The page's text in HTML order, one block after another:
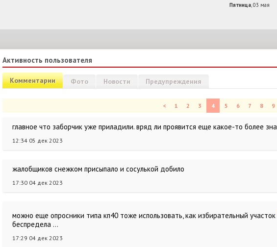
Пятница, 03 мая
Активность пользователя
Комментарии Фото Новости Предупреждения
< 1 2 3 4 5 6 7 8 9
главное что заборчик уже приладили. вряд ли проявится еще какое-то более
12:34 05 дек 2023
жалобщиков снежком присыпало и сосулькой добило
17:30 04 дек 2023
можно еще опросники типа кп40 тоже использовать, как избирательный участок
беспредела ...
17:29 04 дек 2023